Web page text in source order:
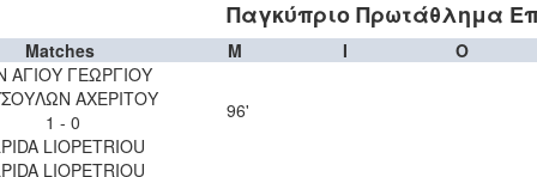
Παγκύπριο Πρωτάθλημα
Matches M I
O
ΑΓΙΟΥ ΓΕΩΡΓΙΟΥ
ΑΧΕΡΙΤΟΥ
1 - 0
LIOPETRIOU
96'
LIOPETRIOU